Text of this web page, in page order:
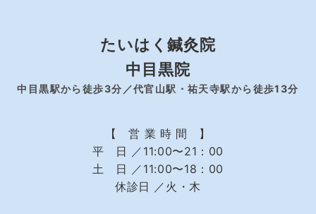
たいはく鍼灸院
中目黒院
中目黒駅から徒歩3分／代官山駅・祐天寺駅から徒歩13分
【 営 業 時 間 】
平 日 ／11:00〜21：00
土 日 ／11:00〜18：00
休診日 ／火・木